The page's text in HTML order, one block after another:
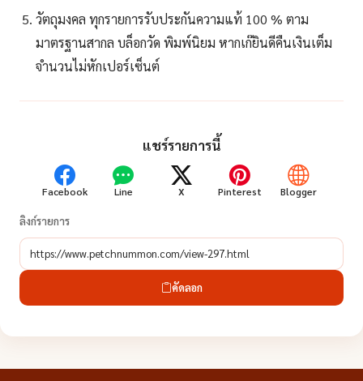
วัตถุมงคล ทุกรายการรับประกันความแท้ 100 % ตาม
มาตรฐานสากล บล็อกวัด พิมพ์นิยม หากเก๊ยินดีคืนเงินเต็ม
จำนวนไม่หักเปอร์เซ็นต์
แชร์รายการนี้
Facebook Line X Pinterest Blogger
ลิงก์รายการ
คัดลอก